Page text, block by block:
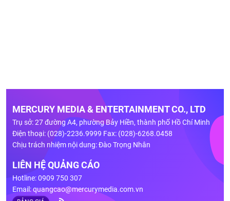
MERCURY MEDIA & ENTERTAINMENT CO., LTD
Trụ sở: 27 đường A4, phường Bảy Hiền, thành phố Hồ Chí Minh
Điện thoại: (028)-2236.9999 Fax: (028)-6268.0458
Chịu trách nhiệm nội dung: Đào Trọng Nhân
LIÊN HỆ QUẢNG CÁO
Hotline: 0909 750 307
Email:quangcao@mercurymedia.com.vn